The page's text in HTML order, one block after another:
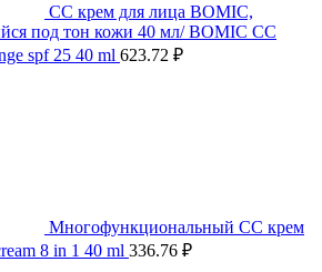
СС крем для лица BOMIC,
под тон кожи 40 мл/ BOMIC CC
spf 25 40 ml 623.72 ₽
Многофункциональный СС крем
8 in 1 40 ml 336.76 ₽